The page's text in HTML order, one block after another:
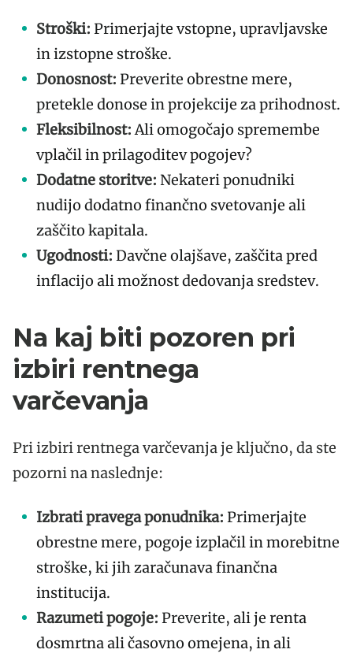
Stroški: Primerjajte vstopne, upravljavske
in izstopne stroške.
Donosnost: Preverite obrestne mere,
pretekle donose in projekcije za prihodnost.
Fleksibilnost: Ali omogočajo spremembe
vplačil in prilagoditev pogojev?
Dodatne storitve: Nekateri ponudniki
nudijo dodatno finančno svetovanje ali
zaščito kapitala.
Ugodnosti: Davčne olajšave, zaščita pred
inflacijo ali možnost dedovanja sredstev.
Na kaj biti pozoren pri
izbiri rentnega
varčevanja
Pri izbiri rentnega varčevanja je ključno, da ste
pozorni na naslednje:
Izbrati pravega ponudnika: Primerjajte
obrestne mere, pogoje izplačil in morebitne
stroške, ki jih zaračunava finančna
institucija.
Razumeti pogoje: Preverite, ali je renta
dosmrtna ali časovno omejena, in ali